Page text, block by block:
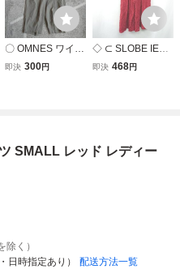
〇 OMNES ワイド
パンツ イージーパ
即決 300円
◇ ⊂ SLOBE IENA
スローブイエナ イ
即決 468円
SMALL レッド レディー
除く）
日時指定あり）
配送方法一覧